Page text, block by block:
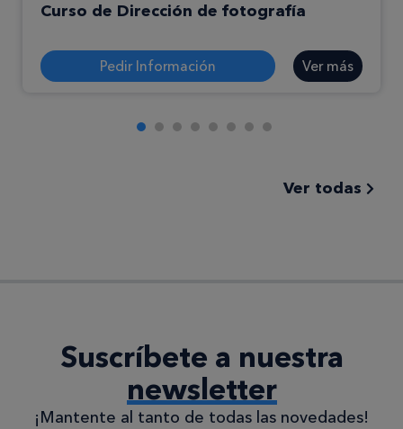
Curso de Dirección de fotografía
Pedir Información Ver más
Ver todas
Suscríbete a nuestra
newsletter
¡Mantente al tanto de todas las novedades!